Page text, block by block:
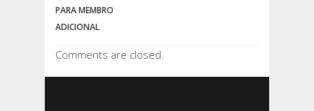
PARA MEMBRO
ADICIONAL
Comments are closed.